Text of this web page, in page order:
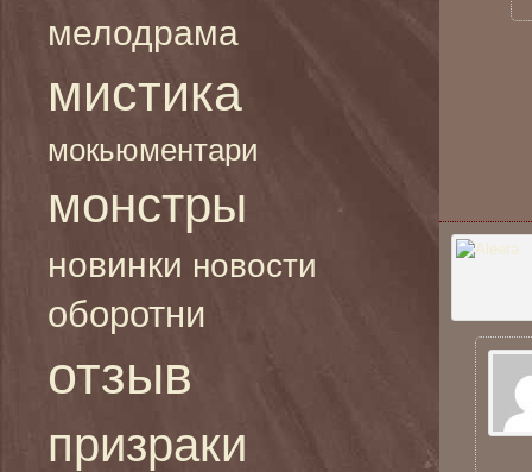
мелодрама
мистика
мокьюментари
монстры
новинки новости
оборотни
отзыв
призраки